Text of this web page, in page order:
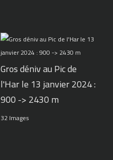
Gros déniv au Pic de
l'Har le 13 janvier 2024 :
900 -> 2430 m
32 Images